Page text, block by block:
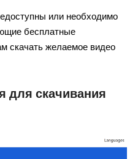
или необходимо
бесплатные
скачать желаемое видео
для скачивания